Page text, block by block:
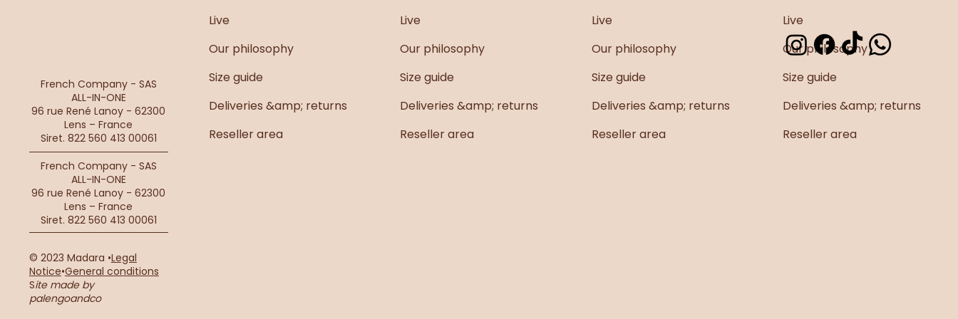
Élégance & Bohème
French Company - SAS
ALL-IN-ONE
96 rue René Lanoy - 62300
Lens – France
Siret. 822 560 413 00061
French Company - SAS
ALL-IN-ONE
96 rue René Lanoy - 62300
Lens – France
Siret. 822 560 413 00061
© 2023 Madara •Legal
Notice•General conditions
Site made by
palengoandco
Live
Our philosophy
Size guide
Deliveries &amp; returns
Reseller area
Live
Our philosophy
Size guide
Deliveries &amp; returns
Reseller area
Live
Our philosophy
Size guide
Deliveries &amp; returns
Reseller area
Live
Our philosophy
Size guide
Deliveries &amp; returns
Reseller area